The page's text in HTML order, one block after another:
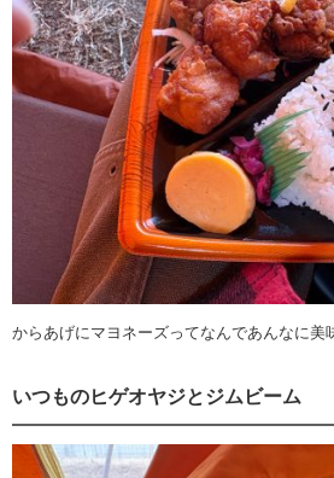
からあげにマヨネーズってなんであんなに美
いつものヒゲオヤジとジムビーム